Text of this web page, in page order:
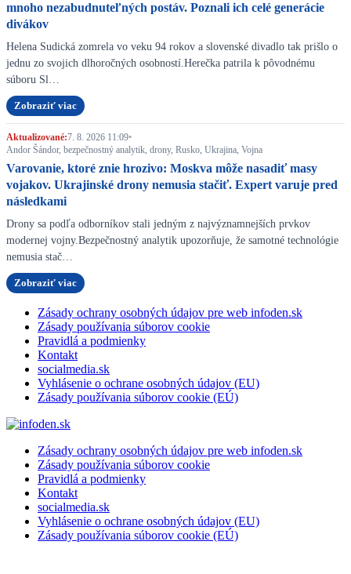
mnoho nezabudnuteľných postáv. Poznali ich celé generácie
divákov
Helena Sudická zomrela vo veku 94 rokov a slovenské divadlo tak prišlo o
jednu zo svojich dlhoročných osobností.Herečka patrila k pôvodnému
súboru Sl…
Zobraziť viac
Aktualizované:7. 8. 2026 11:09•
Andor Šándor, bezpečnostný analytik, drony, Rusko, Ukrajina, Vojna
Varovanie, ktoré znie hrozivo: Moskva môže nasadiť masy
vojakov. Ukrajinské drony nemusia stačiť. Expert varuje pred
následkami
Drony sa podľa odborníkov stali jedným z najvýznamnejších prvkov
modernej vojny.Bezpečnostný analytik upozorňuje, že samotné technológie
nemusia stač…
Zobraziť viac
Zásady ochrany osobných údajov pre web infoden.sk
Zásady používania súborov cookie
Pravidlá a podmienky
Kontakt
socialmedia.sk
Vyhlásenie o ochrane osobných údajov (EU)
Zásady používania súborov cookie (EÚ)
Zásady ochrany osobných údajov pre web infoden.sk
Zásady používania súborov cookie
Pravidlá a podmienky
Kontakt
socialmedia.sk
Vyhlásenie o ochrane osobných údajov (EU)
Zásady používania súborov cookie (EÚ)